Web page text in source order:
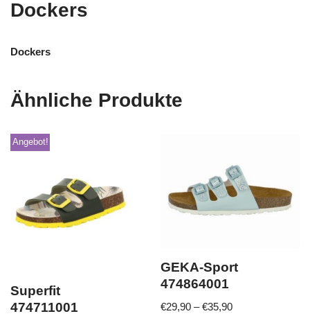
Dockers
Dockers
Ähnliche Produkte
Angebot!
Superfit
474711001
GEKA-Sport
474864001
€29,90 –€35,90